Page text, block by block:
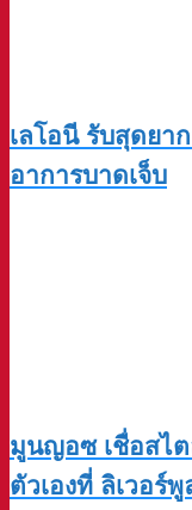
เลโอนี รับสุดยา
อาการบาดเจ็บ
มูนญอซ เชื่อสไต
ตัวเองที่ ลิเวอร์พู